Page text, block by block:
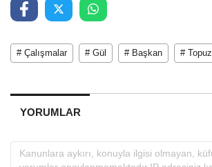
# Çalışmalar # Gül # Başkan # Topuz
YORUMLAR